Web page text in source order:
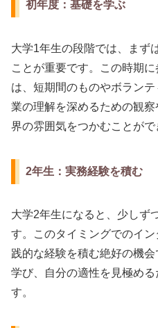
初年度：基礎を学ぶ
大学1年生の段階では、まず
ことが重要です。この時期
は、短期間のものやボラン
業の理解を深めるための観
界の雰囲気をつかむことがで
2年生：実務経験を積む
大学2年生になると、少しず
す。このタイミングでのイ
践的な経験を積む絶好の機
学び、自分の適性を見極め
す。